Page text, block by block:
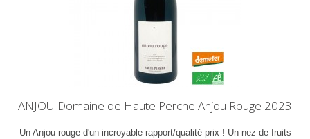
ANJOU Domaine de Haute Perche Anjou Rouge 2023
Un Anjou rouge d'un incroyable rapport/qualité prix ! Un nez de fruits